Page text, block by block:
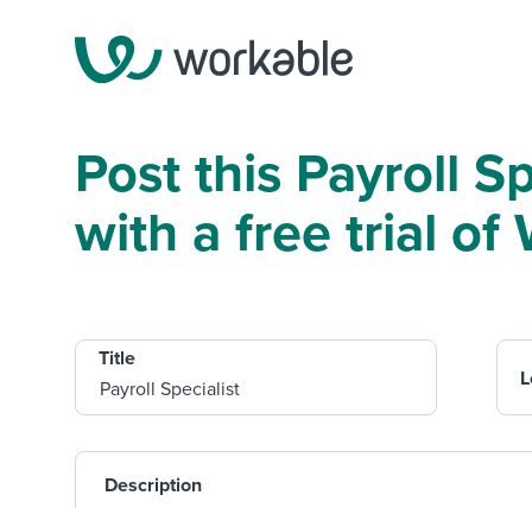
Post this Payroll
with a free trial of
Title
Description